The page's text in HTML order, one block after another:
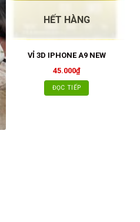
HẾT HÀNG
VỈ 3D IPHONE A9 NEW
45.000₫
ĐỌC TIẾP